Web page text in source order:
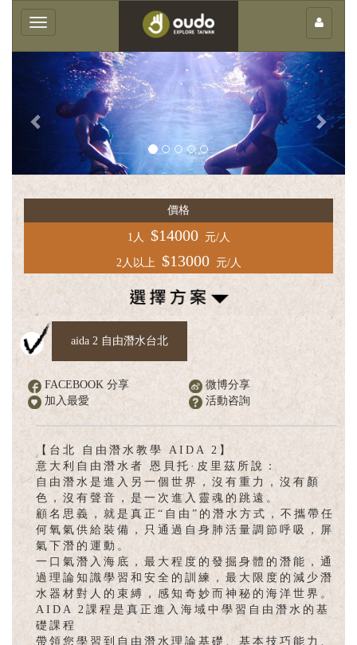
客
庄
團
服
務
English
×
Toggle
navigation
Previous Next
價格
1人 $14000 元/人
2人以上 $13000 元/人
aida 2 自由潛水台北
FACEBOOK 分享
微博分享
加入最愛
活動咨詢
【台北 自由潛水教學 AIDA 2】
意大利自由潛水者 恩貝托·皮里茲所說：
自由潛水是進入另一個世界，沒有重力，沒有顏
色，沒有聲音，是一次進入靈魂的跳遠。
顧名思義，就是真正“自由”的潛水方式，不攜帶任
何氧氣供給裝備，只通過自身肺活量調節呼吸，屏
氣下潛的運動。
一口氣潛入海底，最大程度的發掘身體的潛能，通
過理論知識學習和安全的訓練，最大限度的減少潛
水器材對人的束縛，感知奇妙而神秘的海洋世界。
AIDA 2課程是真正進入海域中學習自由潛水的基
礎課程
帶領您學習到自由潛水理論基礎、基本技巧能力、